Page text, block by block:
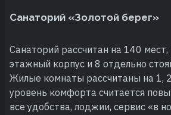
Санаторий «Золотой берег»
Санаторий рассчитан на 140 мест,
этажный корпус и 8 отдельно
Жилые комнаты рассчитаны на 1,
уровень комфорта считается
все удобства, лоджии, сервис «в